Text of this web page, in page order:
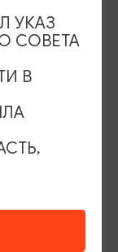
(сб), 12:00-
УКАЗ
СОВЕТА
В